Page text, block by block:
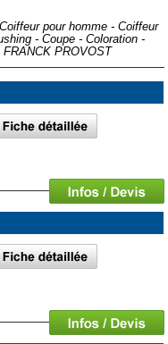
pour homme - Coiffeur
- Coupe - Coloration -
PROVOST